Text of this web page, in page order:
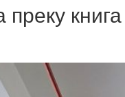
книга